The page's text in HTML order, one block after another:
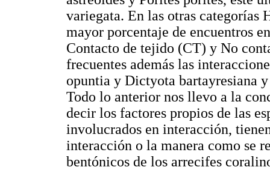
variegata. En las otras categorías
mayor porcentaje de encuentros
Contacto de tejido (CT) y No
frecuentes además las
opuntia y Dictyota bartayresiana
Todo lo anterior nos llevo a la
decir los factores propios de las
involucrados en interacción,
interacción o la manera como se
bentónicos de los arrecifes